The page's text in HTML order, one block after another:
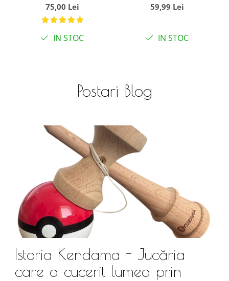
75,00 Lei
IN STOC
telefonul bebelusului,
59,99 Lei
IN STOC
Postari Blog
Istoria Kendama - Jucăria
care a cucerit lumea prin